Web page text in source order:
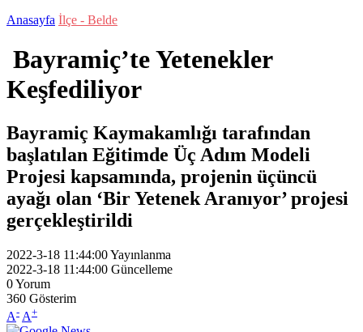
Anasayfa İlçe - Belde
Bayramiç’te Yetenekler
Keşfediliyor
Bayramiç Kaymakamlığı tarafından
başlatılan Eğitimde Üç Adım Modeli
Projesi kapsamında, projenin üçüncü
ayağı olan ‘Bir Yetenek Aranıyor’ projesi
gerçekleştirildi
2022-3-18 11:44:00Yayınlanma
2022-3-18 11:44:00 Güncelleme
0Yorum
360 Gösterim
A- A+